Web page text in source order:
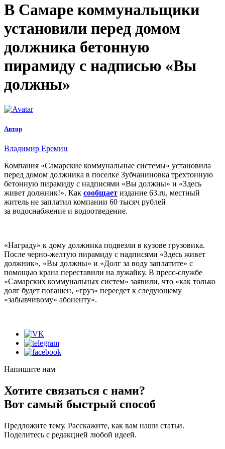
В Самаре коммунальщики
установили перед домом
должника бетонную
пирамиду c надписью «Вы
должны»
Автор
Владимир Еремин
Компания «Самарские коммунальные системы» установила
перед домом должника в поселке Зубчаниновка трехтонную
бетонную пирамиду с надписями «Вы должны» и «Здесь
живет должник!». Как сообщает издание 63.ru, местный
житель не заплатил компании 60 тысяч рублей
за водоснабжение и водоотведение.
«Награду» к дому должника подвезли в кузове грузовика.
После черно-желтую пирамиду с надписями «Здесь живет
должник», «Вы должны» и «Долг за воду заплатите» с
помощью крана переставили на лужайку. В пресс-службе
«Самарских коммунальных систем» заявили, что «как только
долг будет погашен, «груз» переедет к следующему
«забывчивому» абоненту».
Напишите нам
Хотите связаться с нами?
Вот самый быстрый способ
Предложите тему. Расскажите, как вам наши статьи.
Поделитесь с редакцией любой идеей.